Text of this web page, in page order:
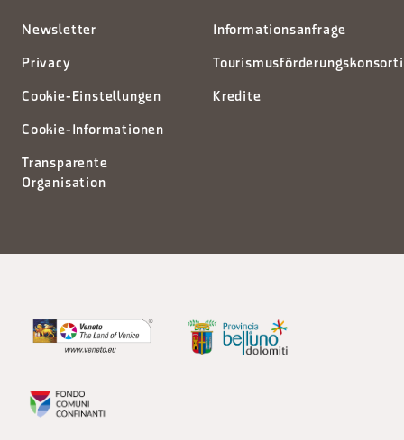
Newsletter
Privacy
Cookie-Einstellungen
Cookie-Informationen
Transparente
Organisation
Informationsanfrage
Kredite